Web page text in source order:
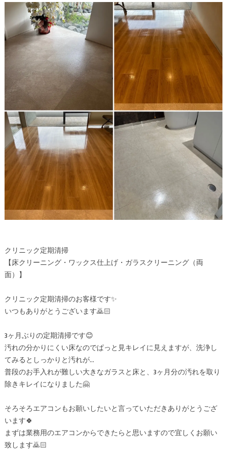
クリニック定期清掃
【床クリーニング・ワックス仕上げ・ガラスクリーニング（両
面）】
クリニック定期清掃のお客様です✨
いつもありがとうございます🙇🏻
3ヶ月ぶりの定期清掃です😊
汚れの分かりにくい床なのでぱっと見キレイに見えますが、洗浄し
てみるとしっかりと汚れが…
普段のお手入れが難しい大きなガラスと床と、3ヶ月分の汚れを取り
除きキレイになりました🤗
そろそろエアコンもお願いしたいと言っていただきありがとうござ
います🍀
まずは業務用のエアコンからできたらと思いますので宜しくお願い
致します🙇🏻